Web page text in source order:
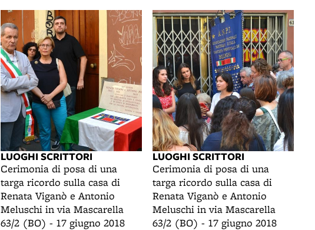
LUOGHI SCRITTORI
Cerimonia di posa di una
targa ricordo sulla casa di
Renata Viganò e Antonio
Meluschi in via Mascarella
63/2 (BO) - 17 giugno 2018
LUOGHI SCRITTORI
Cerimonia di posa di una
targa ricordo sulla casa di
Renata Viganò e Antonio
Meluschi in via Mascarella
63/2 (BO) - 17 giugno 2018